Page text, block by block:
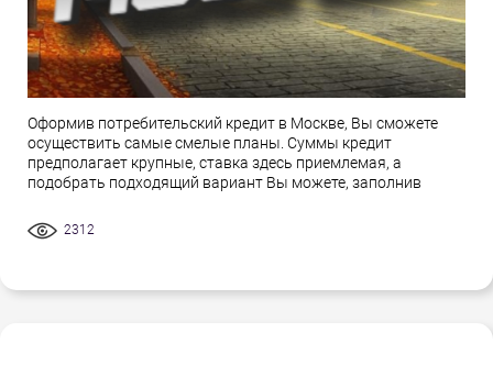
Оформив потребительский кредит в Москве, Вы сможете
осуществить самые смелые планы. Суммы кредит
предполагает крупные, ставка здесь приемлемая, а
подобрать подходящий вариант Вы можете, заполнив
2312